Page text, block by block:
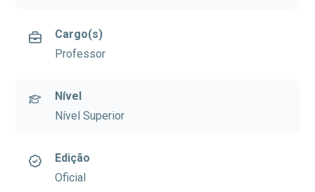
Cargo(s)
Professor
Nível
Nível Superior
Edição
Oficial